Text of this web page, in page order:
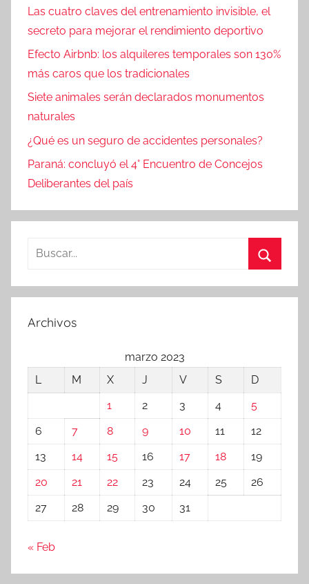
Las cuatro claves del entrenamiento invisible, el
secreto para mejorar el rendimiento deportivo
Efecto Airbnb: los alquileres temporales son 130%
más caros que los tradicionales
Siete animales serán declarados monumentos
naturales
¿Qué es un seguro de accidentes personales?
Paraná: concluyó el 4° Encuentro de Concejos
Deliberantes del país
Buscar:
Archivos
marzo 2023
L
M X J V S
D
1
2 3 4
5
6
7 8 9 10 11
12
13
14 15 16 17 18
19
20
21 22 23 24 25
26
27
28 29 30 31
« Feb